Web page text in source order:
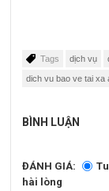
Tags dịch vụ
dich vu bao ve tai xa
BÌNH LUẬN
ĐÁNH GIÁ:
hài lòng